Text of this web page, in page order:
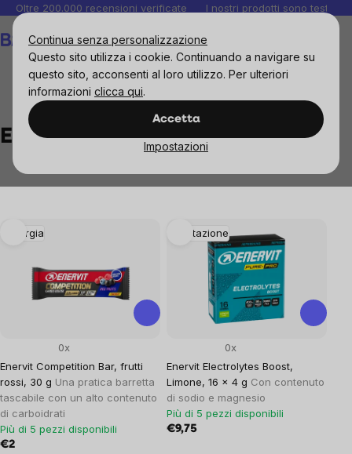
Continua senza personalizzazione
Questo sito utilizza i cookie. Continuando a navigare su
questo sito, acconsenti al loro utilizzo. Per ulteriori
informazioni clicca qui.
Accetta
Impostazioni
Salta
contenuto
Oltre 200.000 recensioni verificate I nostri prodotti sono testati
Enervit
List
products
Energia
Enervit Competition Bar, frutti
rossi, 30 g Una pratica barretta
tascabile con un alto contenuto
di carboidrati
0x
Più di 5 pezzi disponibili
€2
Idratazione
Enervit Electrolytes Boost,
Limone, 16 x 4 g Con contenuto
di sodio e magnesio
0x
Più di 5 pezzi disponibili
€9,75